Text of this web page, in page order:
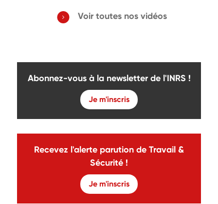
Voir toutes nos vidéos
Abonnez-vous à la newsletter de l'INRS !
Je m'inscris
Recevez l'alerte parution de Travail &
Sécurité !
Je m'inscris